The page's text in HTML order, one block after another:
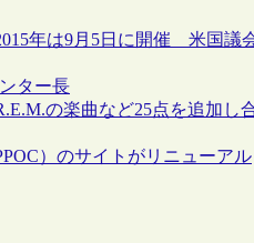
年は9月5日に開催 米国議
ター長
の楽曲など25点を追加し
）のサイトがリニューアル